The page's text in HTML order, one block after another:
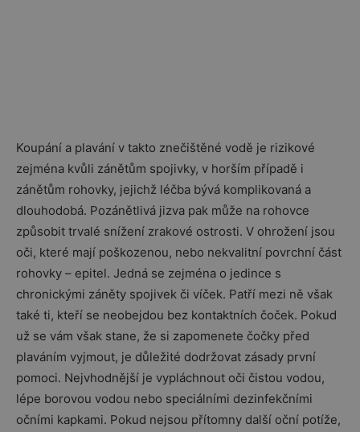
Koupání a plavání v takto znečištěné vodě je rizikové
zejména kvůli zánětům spojivky, v horším případě i
zánětům rohovky, jejichž léčba bývá komplikovaná a
dlouhodobá. Pozánětlivá jizva pak může na rohovce
způsobit trvalé snížení zrakové ostrosti. V ohrožení jsou
oči, které mají poškozenou, nebo nekvalitní povrchní část
rohovky – epitel. Jedná se zejména o jedince s
chronickými záněty spojivek či víček. Patří mezi ně však
také ti, kteří se neobejdou bez kontaktních čoček. Pokud
už se vám však stane, že si zapomenete čočky před
plaváním vyjmout, je důležité dodržovat zásady první
pomoci. Nejvhodnější je vypláchnout oči čistou vodou,
lépe borovou vodou nebo speciálními dezinfekčními
očními kapkami. Pokud nejsou přítomny další oční potíže,